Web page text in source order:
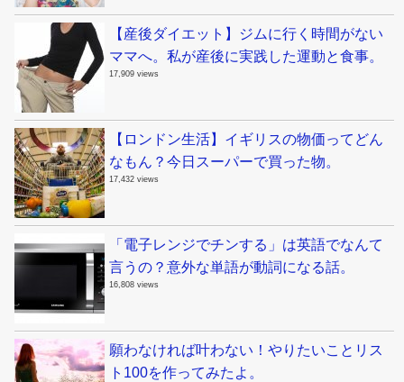
【産後ダイエット】ジムに行く時間がない
ママへ。私が産後に実践した運動と食事。
17,909 views
【ロンドン生活】イギリスの物価ってどん
なもん？今日スーパーで買った物。
17,432 views
「電子レンジでチンする」は英語でなんて
言うの？意外な単語が動詞になる話。
16,808 views
願わなければ叶わない！やりたいことリス
ト100を作ってみたよ。